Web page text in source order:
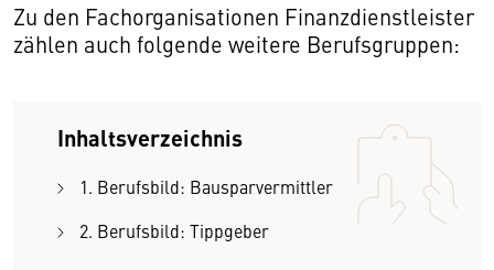
Zu den Fachorganisationen Finanzdienstleister
zählen auch folgende weitere Berufsgruppen:
Inhaltsverzeichnis
1. Berufsbild: Bausparvermittler
2. Berufsbild: Tippgeber